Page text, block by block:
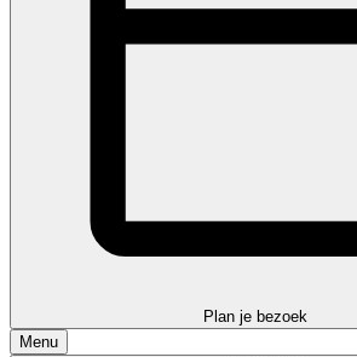
Plan je bezoek
Menu